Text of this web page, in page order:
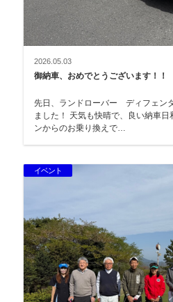
2026.05.03
御納車、おめでとうございます！！
先日、ランドローバー ディフェン
ました！ 天気も快晴で、良い納車日和でした！ ポルシェ マカ
ンからのお乗り換えで…
イベント